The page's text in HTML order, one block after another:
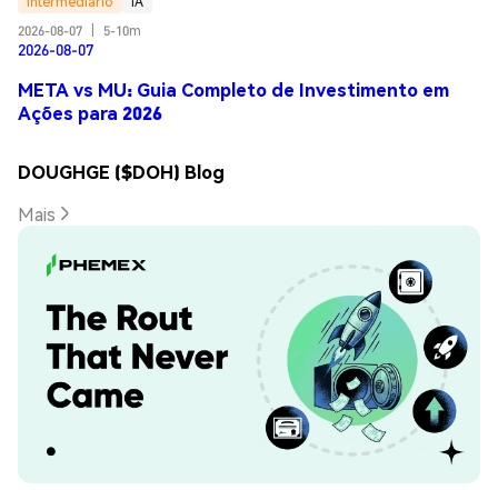
2026-08-07
5-10m
2026-08-07
META vs MU: Guia Completo de Investimento em
Ações para 2026
DOUGHGE ($DOH) Blog
Mais